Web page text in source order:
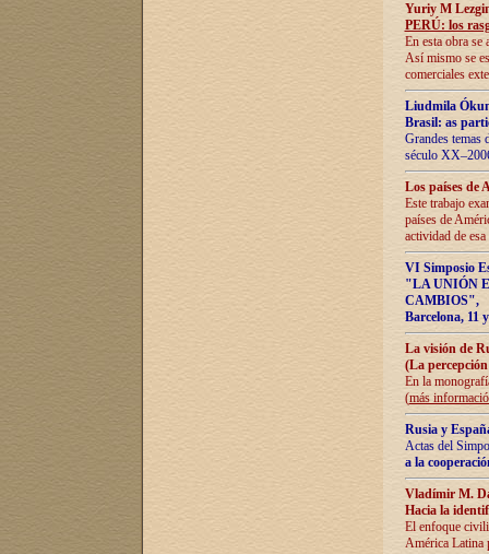
Yuriy M
PERÚ: los
En esta obra se
Así mismo se
comerciales
Liudmila
Brasil: as
Grandes temas
século
Los países de
Este trabajo
países de
actividad de
VI Simposio
"LA UNIÓN
CAMBIOS",
Barcelona, 11
La visión de
(La
En la
(más
Rusia y
Actas del
a la
Vladímir M.
Hacia la
El enfoque
América Latina